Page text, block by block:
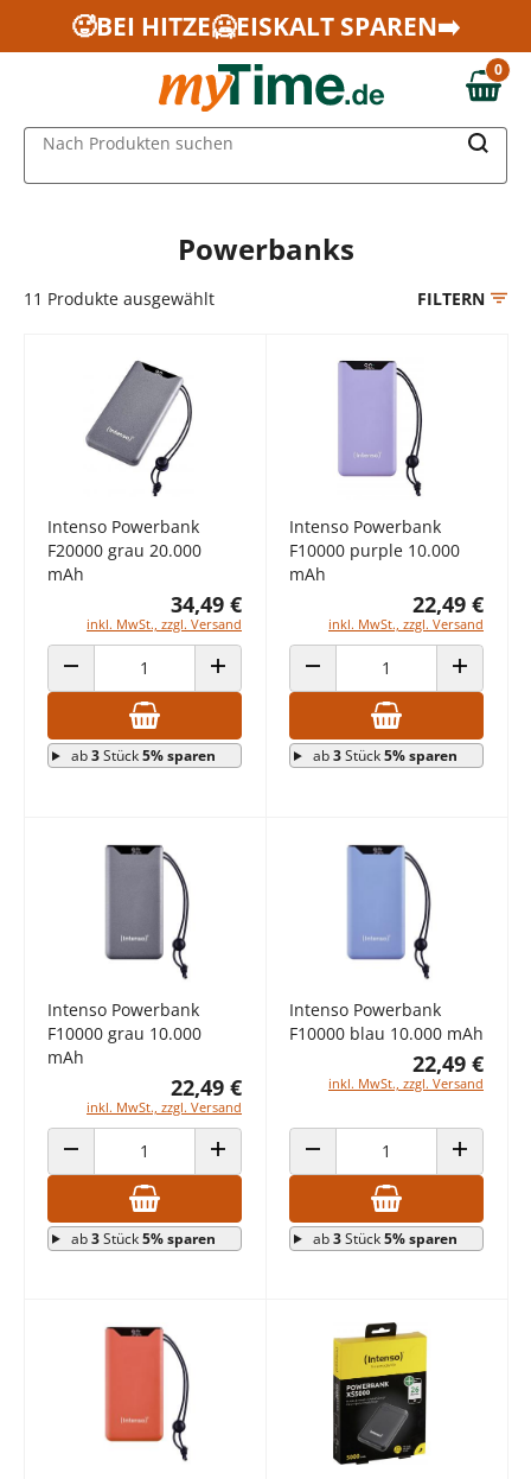
Zum Hauptinhalt springen
Zur Navigation springen
Zur Suche springen
🥵BEI HITZE🥶EISKALT SPAREN➡️
0,00 €
0
Nach Produkten suchen
Powerbanks
11 Produkte ausgewählt FILTERN
Intenso Powerbank
F20000 grau 20.000
mAh
34,49 €
inkl. MwSt., zzgl. Versand
ANZAHL VERRINGERN ANZAHL ERHÖHEN
ab3Stück5% sparen
Intenso Powerbank
F10000 purple 10.000
mAh
22,49 €
inkl. MwSt., zzgl. Versand
ANZAHL VERRINGERN ANZAHL
ab3Stück5% sparen
Intenso Powerbank
F10000 grau 10.000
mAh
22,49 €
inkl. MwSt., zzgl. Versand
ANZAHL VERRINGERN ANZAHL ERHÖHEN
ab3Stück5% sparen
Intenso Powerbank
F10000 blau 10.000 mAh
22,49 €
inkl. MwSt., zzgl. Versand
ANZAHL VERRINGERN ANZAHL
ab3Stück5% sparen